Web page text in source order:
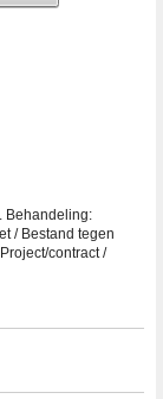
Behandeling:
/ Bestand tegen
contract /